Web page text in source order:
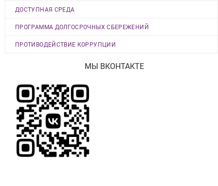
ДОСТУПНАЯ СРЕДА
ПРОГРАММА ДОЛГОСРОЧНЫХ СБЕРЕЖЕНИЙ
ПРОТИВОДЕЙСТВИЕ КОРРУПЦИИ
МЫ ВКОНТАКТЕ